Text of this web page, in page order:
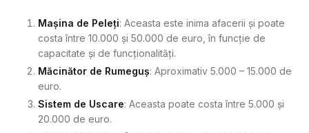
Mașina de Peleți: Aceasta este inima afacerii și poate
costa între 10.000 și 50.000 de euro, în funcție de
capacitate și de funcționalități.
Măcinător de Rumeguș: Aproximativ 5.000 – 15.000 de
euro.
Sistem de Uscare: Aceasta poate costa între 5.000 și
20.000 de euro.